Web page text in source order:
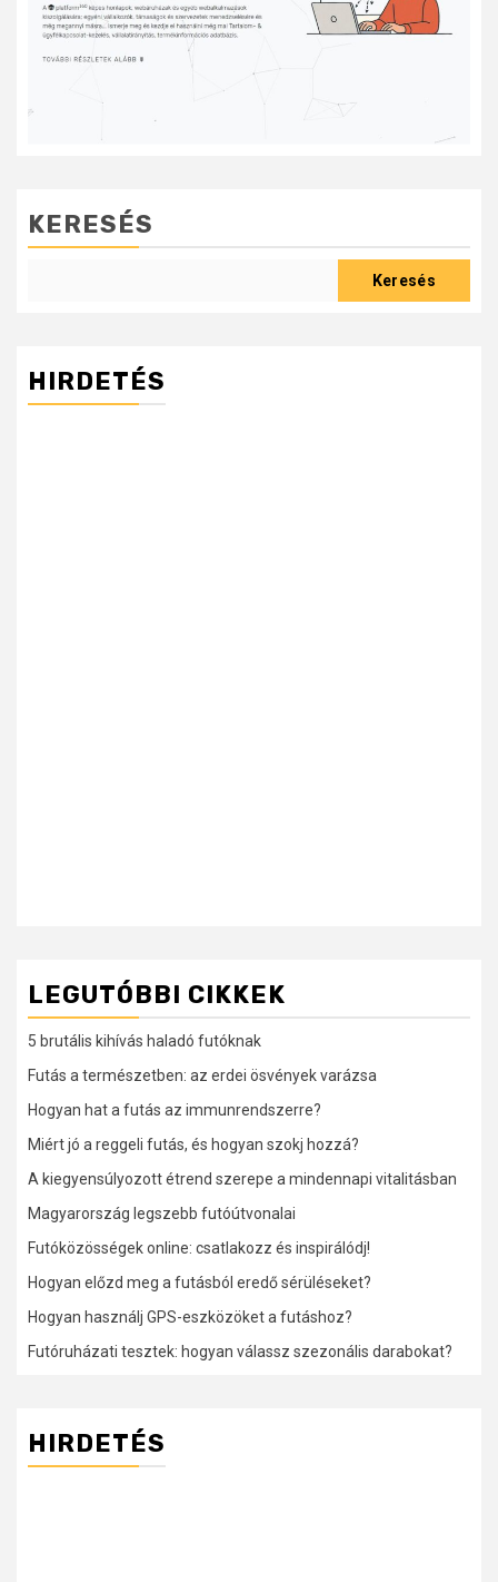
KERESÉS
Keresés
HIRDETÉS
LEGUTÓBBI CIKKEK
5 brutális kihívás haladó futóknak
Futás a természetben: az erdei ösvények varázsa
Hogyan hat a futás az immunrendszerre?
Miért jó a reggeli futás, és hogyan szokj hozzá?
A kiegyensúlyozott étrend szerepe a mindennapi vitalitásban
Magyarország legszebb futóútvonalai
Futóközösségek online: csatlakozz és inspirálódj!
Hogyan előzd meg a futásból eredő sérüléseket?
Hogyan használj GPS-eszközöket a futáshoz?
Futóruházati tesztek: hogyan válassz szezonális darabokat?
HIRDETÉS